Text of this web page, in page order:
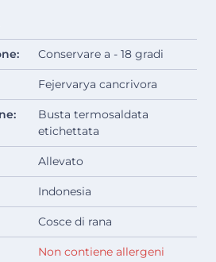
Conservare a - 18 gradi
Fejervarya cancrivora
Busta termosaldata
etichettata
Allevato
Indonesia
Cosce di rana
Non contiene allergeni